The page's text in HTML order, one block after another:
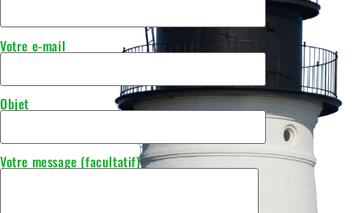
Votre e-mail
Objet
Votre message (facultatif)